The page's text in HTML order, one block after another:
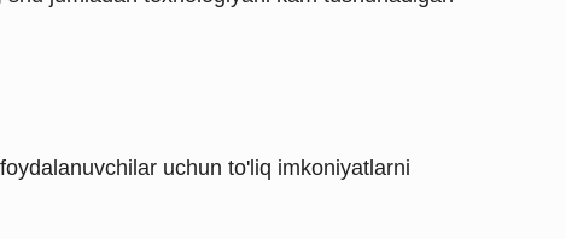
uchun to'liq imkoniyatlarni